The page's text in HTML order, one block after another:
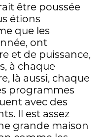
être poussée
étions
que les
ont
et de puissance,
à chaque
là aussi, chaque
programmes
avec des
Il est assez
grande maison